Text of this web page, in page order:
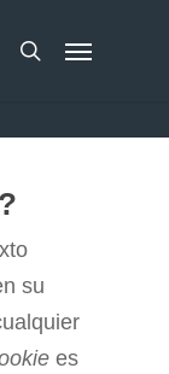
search
Menu
su
es